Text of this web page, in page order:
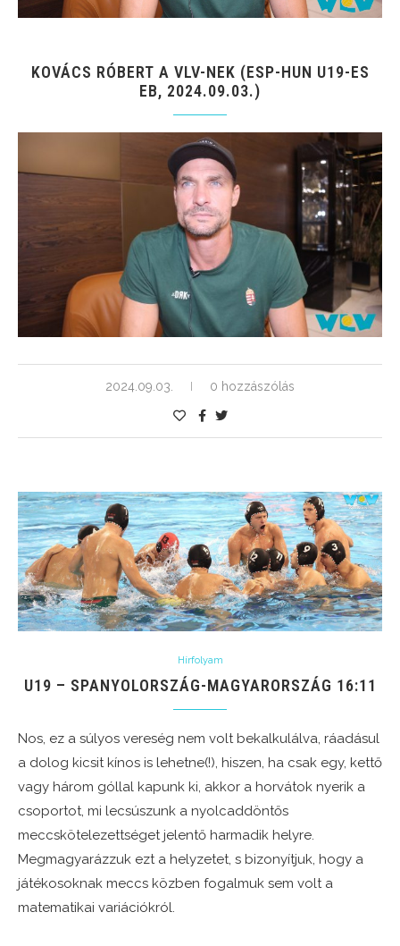
KOVÁCS RÓBERT A VLV-NEK (ESP-HUN U19-ES
EB, 2024.09.03.)
2024.09.03. 0 hozzászólás
Hírfolyam
U19 – SPANYOLORSZÁG-MAGYARORSZÁG 16:11
Nos, ez a súlyos vereség nem volt bekalkulálva, ráadásul
a dolog kicsit kínos is lehetne(!), hiszen, ha csak egy, kettő
vagy három góllal kapunk ki, akkor a horvátok nyerik a
csoportot, mi lecsúszunk a nyolcaddöntős
meccskötelezettséget jelentő harmadik helyre.
Megmagyarázzuk ezt a helyzetet, s bizonyítjuk, hogy a
játékosoknak meccs közben fogalmuk sem volt a
matematikai variációkról.